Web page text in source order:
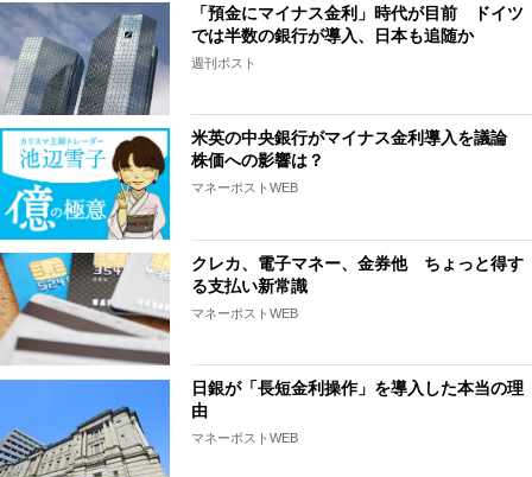
「預金にマイナス金利」時代が目前 ドイツ
では半数の銀行が導入、日本も追随か
週刊ポスト
米英の中央銀行がマイナス金利導入を議論
株価への影響は？
マネーポストWEB
クレカ、電子マネー、金券他 ちょっと得す
る支払い新常識
マネーポストWEB
日銀が「長短金利操作」を導入した本当の理
由
マネーポストWEB